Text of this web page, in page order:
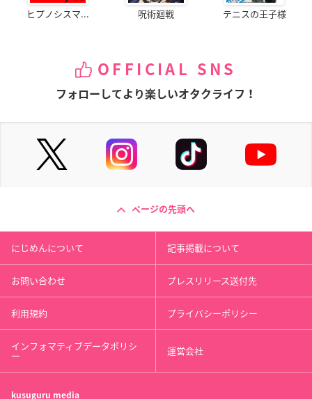
ヒプノシスマ... 呪術廻戦 テニスの王子様
OFFICIAL SNS
フォローしてより楽しいオタクライフ！
ページの先頭へ
にじめんについて 記事掲載について
お問い合わせ プレスリリース送付先
利用規約 プライバシーポリシー
インフォマティブデータポリシ
ー 運営会社
kusuguru media